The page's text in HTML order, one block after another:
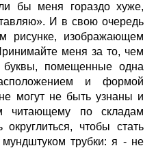
бы меня гораздо хуже,
И в свою очередь
рисунке, изображающем
меня за то, чем
помещенные одна
и формой
могут не быть узнаны и
читающему по складам
чтобы стать
трубки: я - не